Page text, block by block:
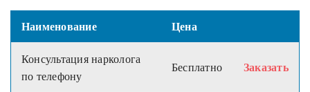
Наименование Цена
Консультация нарколога
по телефону
Бесплатно Заказать